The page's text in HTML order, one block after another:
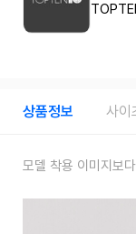
상품정보 사이
모델 착용 이미지보